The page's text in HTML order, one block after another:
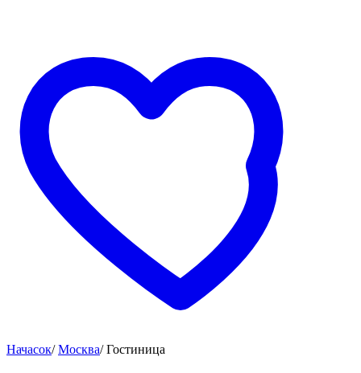
Начасок/ Москва/ Гостиница